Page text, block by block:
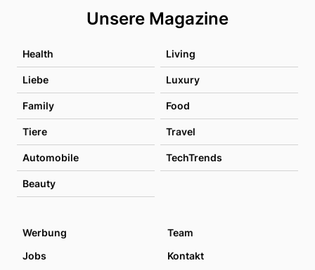
Unsere Magazine
Health Living
Liebe Luxury
Family Food
Tiere Travel
Automobile TechTrends
Beauty
Werbung
Team
Jobs
Kontakt